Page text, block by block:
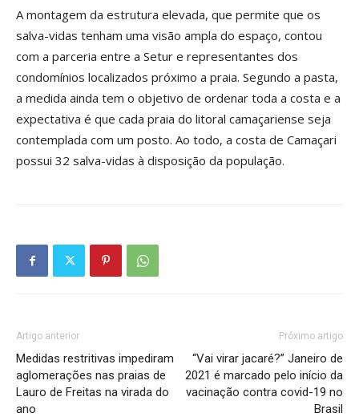
A montagem da estrutura elevada, que permite que os
salva-vidas tenham uma visão ampla do espaço, contou
com a parceria entre a Setur e representantes dos
condomínios localizados próximo a praia. Segundo a pasta,
a medida ainda tem o objetivo de ordenar toda a costa e a
expectativa é que cada praia do litoral camaçariense seja
contemplada com um posto. Ao todo, a costa de Camaçari
possui 32 salva-vidas à disposição da população.
Artigo anterior
Medidas restritivas impediram
aglomerações nas praias de
Lauro de Freitas na virada do
ano
Próximo artigo
“Vai virar jacaré?” Janeiro de
2021 é marcado pelo início da
vacinação contra covid-19 no
Brasil